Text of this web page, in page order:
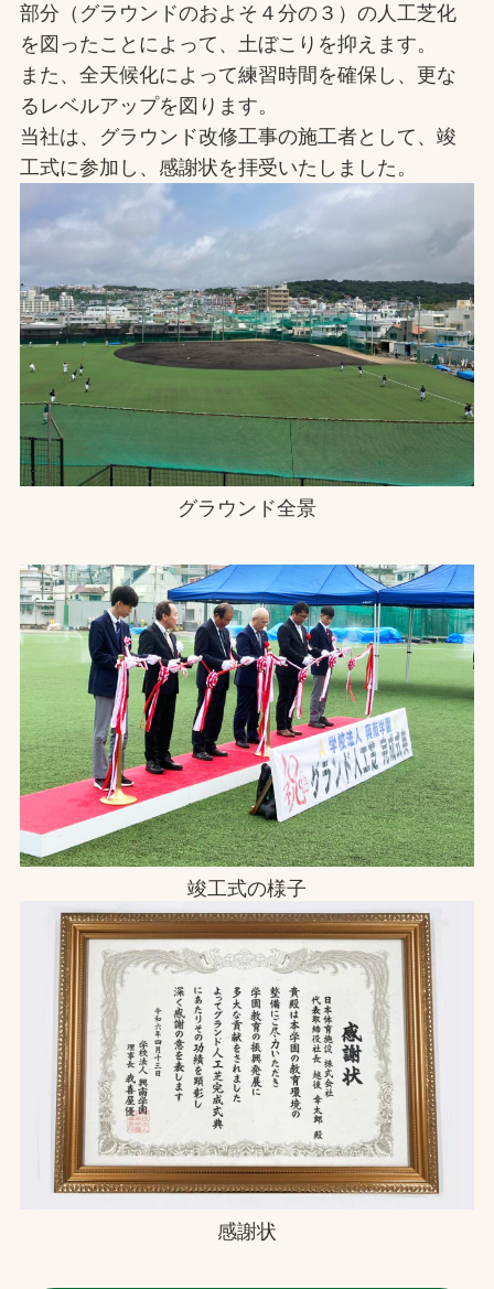
文字の見えづらさや操作にお困りの方へ
部分（グラウンドのおよそ４分の３）の人工芝化
を図ったことによって、土ぼこりを抑えます。
また、全天候化によって練習時間を確保し、更な
るレベルアップを図ります。
当社は、グラウンド改修工事の施工者として、竣
工式に参加し、感謝状を拝受いたしました。
グラウンド全景
竣工式の様子
感謝状